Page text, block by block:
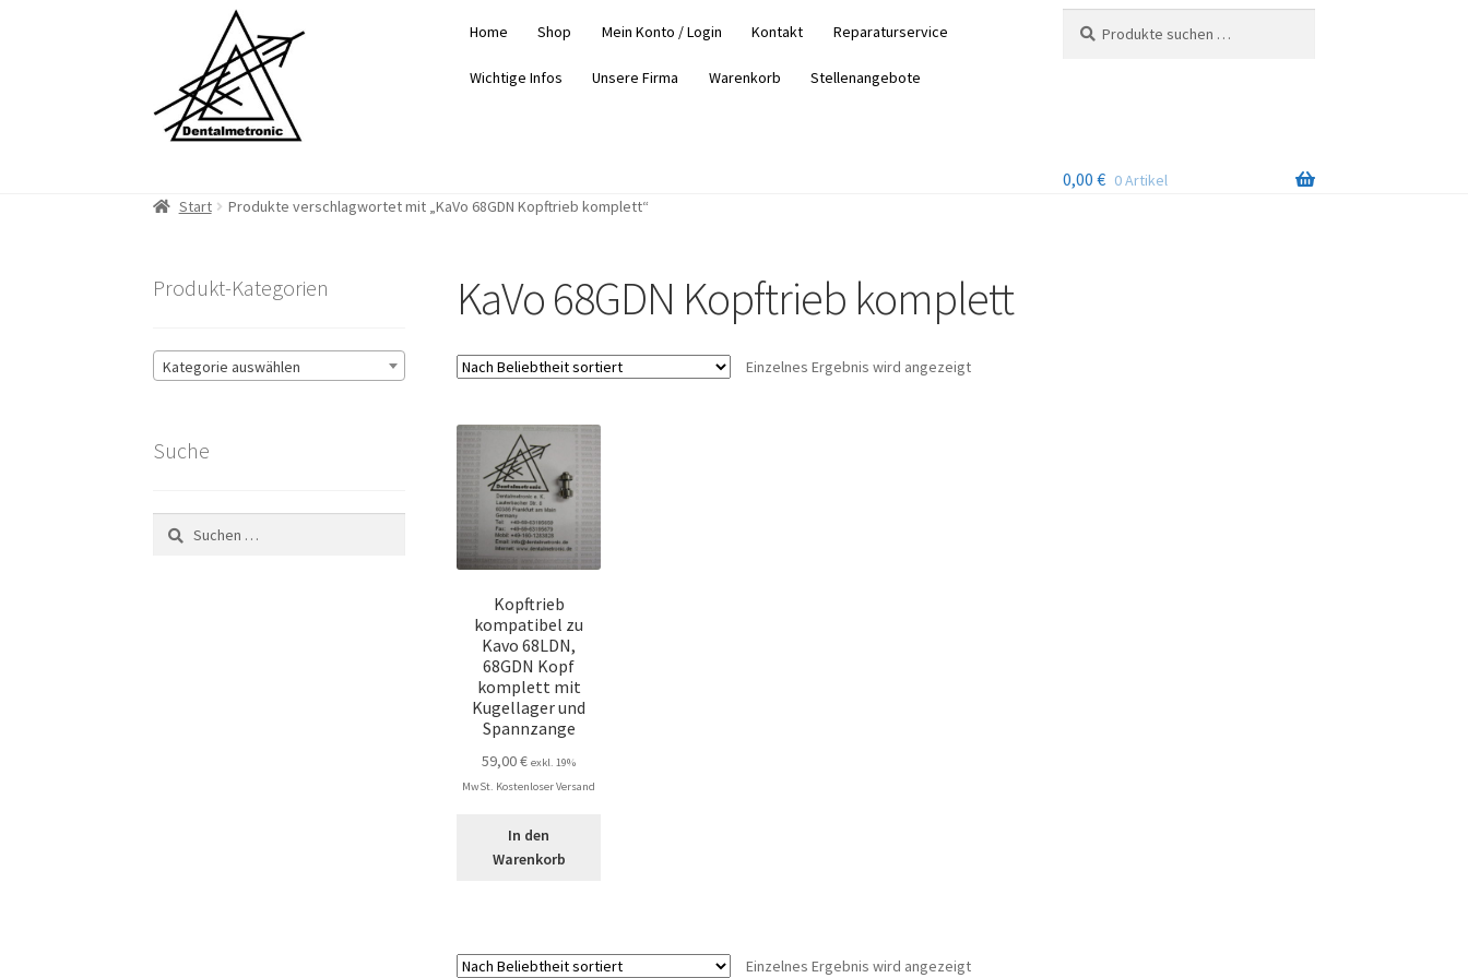
Navigation
springen
springen
Home Shop Mein Konto / Login Kontakt Reparaturservice
Wichtige Infos Unsere Firma Warenkorb Stellenangebote
nach:
0,00 € 0 Artikel
Start
Produkte verschlagwortet mit „KaVo 68GDN Kopftrieb komplett“
KaVo 68GDN Kopftrieb komplett
Einzelnes Ergebnis wird angezeigt
Kopftrieb
kompatibel zu
Kavo 68LDN,
68GDN Kopf
komplett mit
Kugellager und
Spannzange
59,00€ exkl. 19%
MwSt. Kostenloser Versand
In den
Warenkorb
Einzelnes Ergebnis wird angezeigt
Produkt-Kategorien
Kategorie auswählen
Suche
Suchen
nach: